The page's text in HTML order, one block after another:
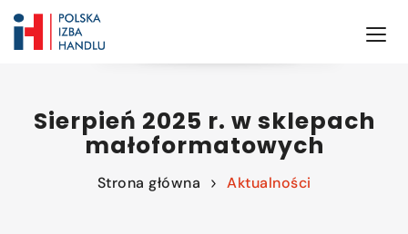
Sierpień 2025 r. w sklepach
małoformatowych
Strona główna Aktualności